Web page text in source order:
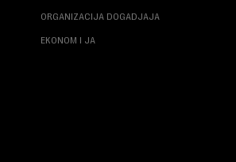
ORGANIZACIJA DOGADJAJA
EKONOM I JA